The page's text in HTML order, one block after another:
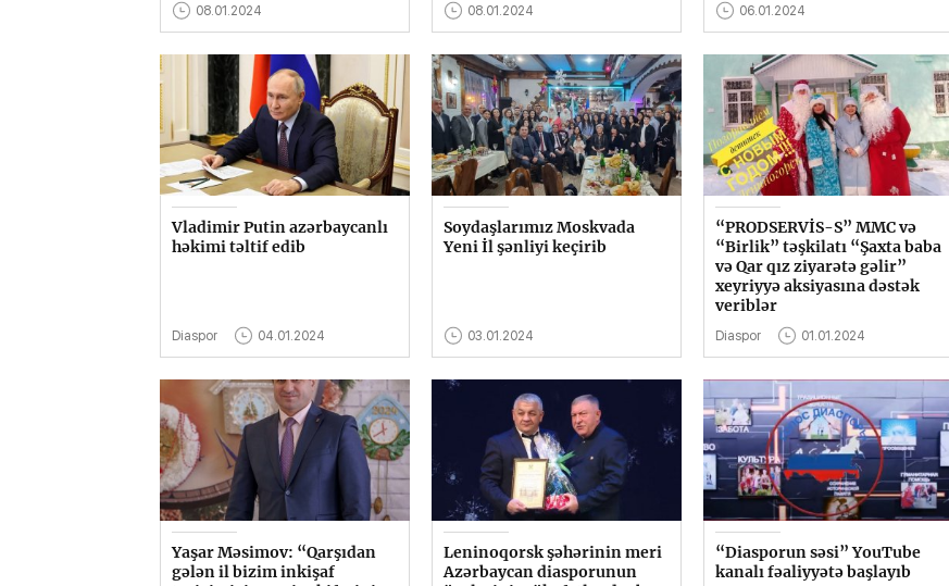
08.01.2024 08.01.2024 06.01.2024
Vladimir Putin azərbaycanlı
həkimi təltif edib
Diaspor 04.01.2024
Soydaşlarımız Moskvada
Yeni İl şənliyi keçirib
03.01.2024
“PRODSERVİS-S” MMC və
“Birlik” təşkilatı “Şaxta baba
və Qar qız ziyarətə gəlir”
xeyriyyə aksiyasına dəstək
veriblər
Diaspor 01.01.2024
Yaşar Məsimov: “Qarşıdan
gələn il bizim inkişaf
Leninoqorsk şəhərinin meri
Azərbaycan diasporunun
“Diasporun səsi” YouTube
kanalı fəaliyyətə başlayıb